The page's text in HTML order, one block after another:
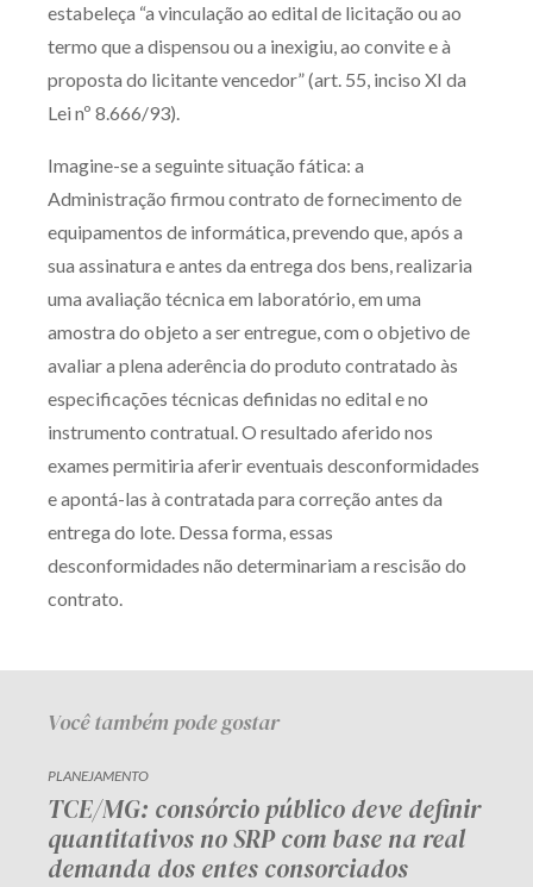
Av. Sete de Setembro, 4698
Batel Curitiba/PR CEP80240-000
Telefone (41) 2109-8666
estabeleça “a vinculação ao edital de licitação ou ao
termo que a dispensou ou a inexigiu, ao convite e à
proposta do licitante vencedor” (art. 55, inciso XI da
Lei nº 8.666/93).
Imagine-se a seguinte situação fática: a
Administração firmou contrato de fornecimento de
equipamentos de informática, prevendo que, após a
sua assinatura e antes da entrega dos bens, realizaria
uma avaliação técnica em laboratório, em uma
amostra do objeto a ser entregue, com o objetivo de
avaliar a plena aderência do produto contratado às
especificações técnicas definidas no edital e no
instrumento contratual. O resultado aferido nos
exames permitiria aferir eventuais desconformidades
e apontá-las à contratada para correção antes da
entrega do lote. Dessa forma, essas
desconformidades não determinariam a rescisão do
contrato.
Você também pode gostar
PLANEJAMENTO
TCE/MG: consórcio público deve definir
quantitativos no SRP com base na real
demanda dos entes consorciados